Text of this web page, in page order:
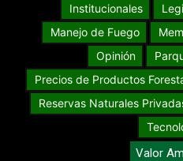
Institucionales
Manejo de Fuego
Opinión
Precios de Productos
Reservas Naturales
Valor